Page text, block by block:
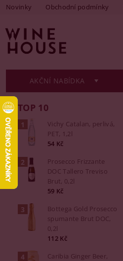
Novinky Obchodní podmínky
AKČNÍ NABÍDKA
TOP 10
Vichy Catalan, perlivá,
PET, 1,2l
54 Kč
Prosecco Frizzante
DOC Tallero Treviso
Brut, 0,2l
59 Kč
Bottega Gold Prosecco
spumante Brut DOC,
0,2l
112 Kč
Caribia Ginger Beer,